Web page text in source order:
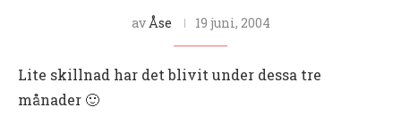
av Åse 19 juni, 2004
Lite skillnad har det blivit under dessa tre
månader 🙂